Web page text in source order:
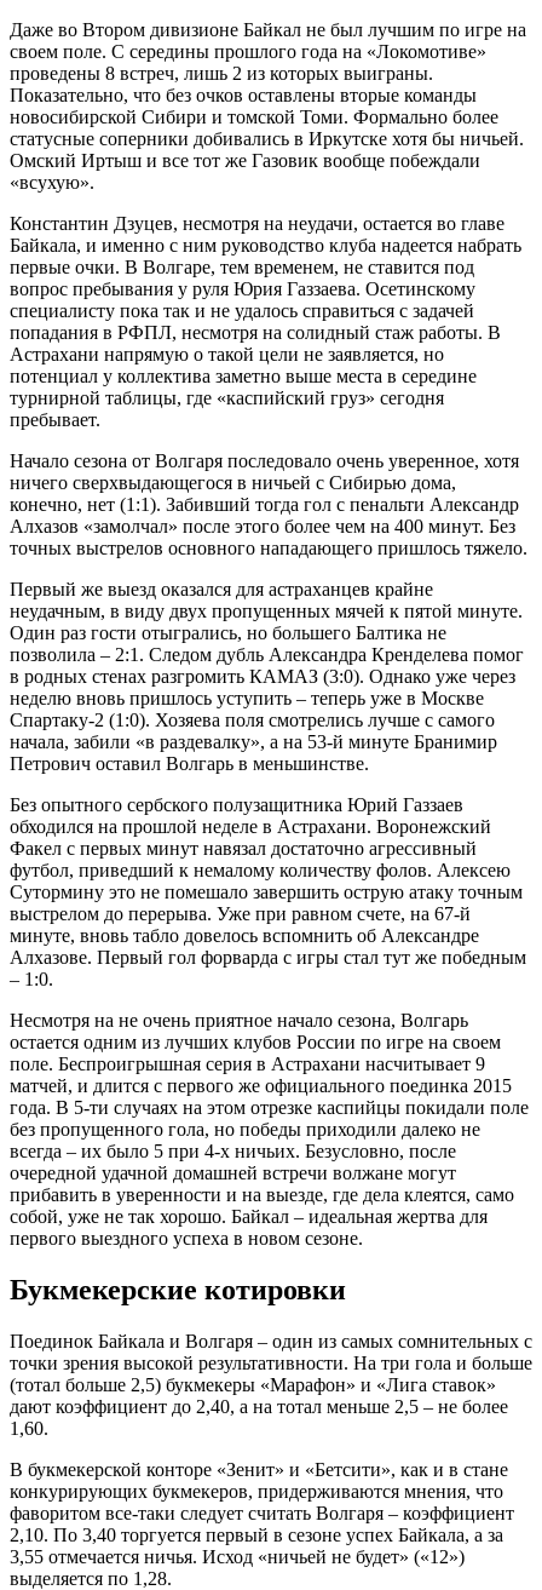
Даже во Втором дивизионе Байкал не был лучшим по игре на
своем поле. С середины прошлого года на «Локомотиве»
проведены 8 встреч, лишь 2 из которых выиграны.
Показательно, что без очков оставлены вторые команды
новосибирской Сибири и томской Томи. Формально более
статусные соперники добивались в Иркутске хотя бы ничьей.
Омский Иртыш и все тот же Газовик вообще побеждали
«всухую».
Константин Дзуцев, несмотря на неудачи, остается во главе
Байкала, и именно с ним руководство клуба надеется набрать
первые очки. В Волгаре, тем временем, не ставится под
вопрос пребывания у руля Юрия Газзаева. Осетинскому
специалисту пока так и не удалось справиться с задачей
попадания в РФПЛ, несмотря на солидный стаж работы. В
Астрахани напрямую о такой цели не заявляется, но
потенциал у коллектива заметно выше места в середине
турнирной таблицы, где «каспийский груз» сегодня
пребывает.
Начало сезона от Волгаря последовало очень уверенное, хотя
ничего сверхвыдающегося в ничьей с Сибирью дома,
конечно, нет (1:1). Забивший тогда гол с пенальти Александр
Алхазов «замолчал» после этого более чем на 400 минут. Без
точных выстрелов основного нападающего пришлось тяжело.
Первый же выезд оказался для астраханцев крайне
неудачным, в виду двух пропущенных мячей к пятой минуте.
Один раз гости отыгрались, но большего Балтика не
позволила – 2:1. Следом дубль Александра Кренделева помог
в родных стенах разгромить КАМАЗ (3:0). Однако уже через
неделю вновь пришлось уступить – теперь уже в Москве
Спартаку-2 (1:0). Хозяева поля смотрелись лучше с самого
начала, забили «в раздевалку», а на 53-й минуте Бранимир
Петрович оставил Волгарь в меньшинстве.
Без опытного сербского полузащитника Юрий Газзаев
обходился на прошлой неделе в Астрахани. Воронежский
Факел с первых минут навязал достаточно агрессивный
футбол, приведший к немалому количеству фолов. Алексею
Сутормину это не помешало завершить острую атаку точным
выстрелом до перерыва. Уже при равном счете, на 67-й
минуте, вновь табло довелось вспомнить об Александре
Алхазове. Первый гол форварда с игры стал тут же победным
– 1:0.
Несмотря на не очень приятное начало сезона, Волгарь
остается одним из лучших клубов России по игре на своем
поле. Беспроигрышная серия в Астрахани насчитывает 9
матчей, и длится с первого же официального поединка 2015
года. В 5-ти случаях на этом отрезке каспийцы покидали поле
без пропущенного гола, но победы приходили далеко не
всегда – их было 5 при 4-х ничьих. Безусловно, после
очередной удачной домашней встречи волжане могут
прибавить в уверенности и на выезде, где дела клеятся, само
собой, уже не так хорошо. Байкал – идеальная жертва для
первого выездного успеха в новом сезоне.
Букмекерские котировки
Поединок Байкала и Волгаря – один из самых сомнительных с
точки зрения высокой результативности. На три гола и больше
(тотал больше 2,5) букмекеры «Марафон» и «Лига ставок»
дают коэффициент до 2,40, а на тотал меньше 2,5 – не более
1,60.
В букмекерской конторе «Зенит» и «Бетсити», как и в стане
конкурирующих букмекеров, придерживаются мнения, что
фаворитом все-таки следует считать Волгаря – коэффициент
2,10. По 3,40 торгуется первый в сезоне успех Байкала, а за
3,55 отмечается ничья. Исход «ничьей не будет» («12»)
выделяется по 1,28.